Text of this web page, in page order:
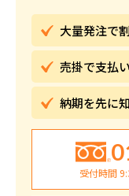
大量発注で
売掛で支払
納期を先に
受付時間